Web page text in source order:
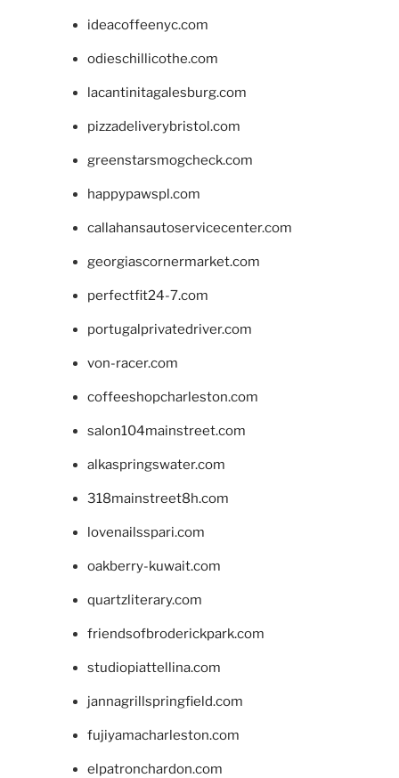
ideacoffeenyc.com
odieschillicothe.com
lacantinitagalesburg.com
pizzadeliverybristol.com
greenstarsmogcheck.com
happypawspl.com
callahansautoservicecenter.com
georgiascornermarket.com
perfectfit24-7.com
portugalprivatedriver.com
von-racer.com
coffeeshopcharleston.com
salon104mainstreet.com
alkaspringswater.com
318mainstreet8h.com
lovenailsspari.com
oakberry-kuwait.com
quartzliterary.com
friendsofbroderickpark.com
studiopiattellina.com
jannagrillspringfield.com
fujiyamacharleston.com
elpatronchardon.com